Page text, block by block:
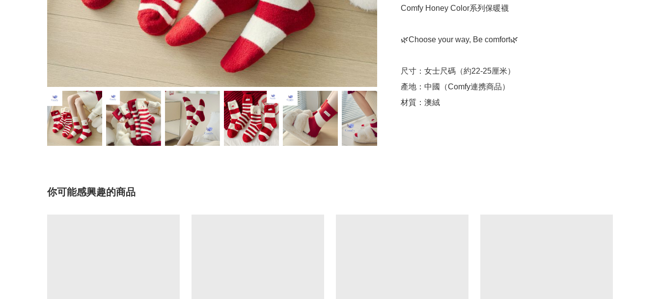
Comfy Honey Color系列保暖襪
🌿Choose your way, Be comfort🌿
尺寸：女士尺碼（約22-25厘米）
產地：中國（Comfy連携商品）
材質：澳絨
你可能感興趣的商品